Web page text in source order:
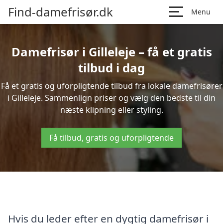
Find-damefrisør.dk Menu
Damefrisør i Gilleleje – få et gratis
tilbud i dag
Få et gratis og uforpligtende tilbud fra lokale damefrisører
i Gilleleje. Sammenlign priser og vælg den bedste til din
næste klipning eller styling.
Få tilbud, gratis og uforpligtende
Hvis du leder efter en dygtig damefrisør i